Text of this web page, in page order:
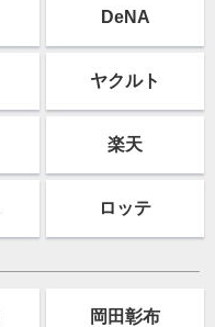
DeNA
ヤクルト
楽天
ロッテ
岡田彰布